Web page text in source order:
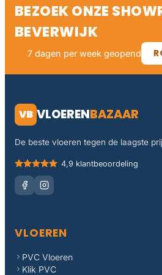
BEZOEK ONZE
BEVERWIJK
7 dagen per week geopend
VB VLOERENBAZAAR
De beste vloeren tegen de laagste
4,9 klantbeoordeling
VLOEREN
PVC Vloeren
Klik PVC